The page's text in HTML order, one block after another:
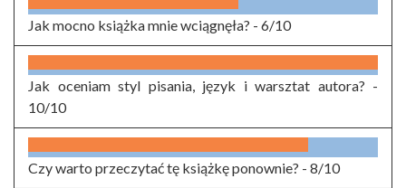
Jak mocno książka mnie wciągnęła? - 6/10
Jak oceniam styl pisania, język i warsztat autora? -
10/10
Czy warto przeczytać tę książkę ponownie? - 8/10